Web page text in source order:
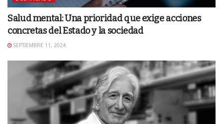
Salud mental: Una prioridad que exige acciones
concretas del Estado y la sociedad
SEPTIEMBRE 11, 2024